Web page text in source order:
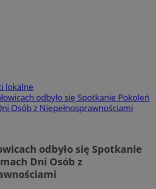
lokalne
odbyło się Spotkanie Pokoleń
Osób z Niepełnosprawnościami
odbyło się Spotkanie
Dni Osób z